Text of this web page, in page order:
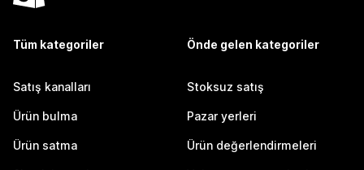
Tüm kategoriler
Satış kanalları
Ürün bulma
Ürün satma
Önde gelen kategoriler
Stoksuz satış
Pazar yerleri
Ürün değerlendirmeleri